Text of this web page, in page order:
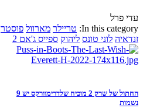
עדי פרל
In this category: טריילר מארוול פוסטר
זנדאיה לוני טונס ליהוק ספייס ג'אם 2
החתול של שרק 2 מוכיח שלדרימוורקס יש 9
נשמות